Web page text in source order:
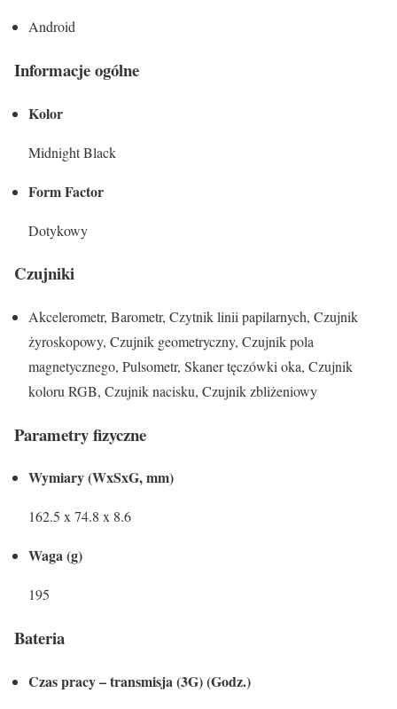
Android
Informacje ogólne
Kolor
Midnight Black
Form Factor
Dotykowy
Czujniki
Akcelerometr, Barometr, Czytnik linii papilarnych, Czujnik
żyroskopowy, Czujnik geometryczny, Czujnik pola
magnetycznego, Pulsometr, Skaner tęczówki oka, Czujnik
koloru RGB, Czujnik nacisku, Czujnik zbliżeniowy
Parametry fizyczne
Wymiary (WxSxG, mm)
162.5 x 74.8 x 8.6
Waga (g)
195
Bateria
Czas pracy – transmisja (3G) (Godz.)